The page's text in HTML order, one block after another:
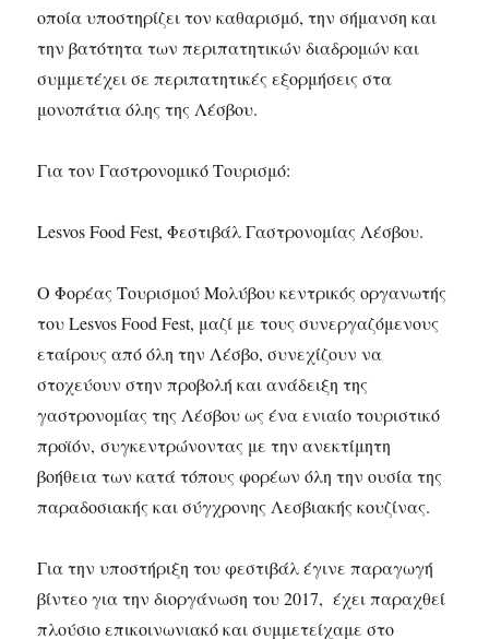
οποία υποστηρίζει τον καθαρισμό, την σήμανση και
την βατότητα των περιπατητικών διαδρομών και
συμμετέχει σε περιπατητικές εξορμήσεις στα
μονοπάτια όλης της Λέσβου.
Για τον Γαστρονομικό Τουρισμό:
Lesvos Food Fest, Φεστιβάλ Γαστρονομίας Λέσβου.
Ο Φορέας Τουρισμού Μολύβου κεντρικός οργανωτής
του Lesvos Food Fest, μαζί με τους συνεργαζόμενους
εταίρους από όλη την Λέσβο, συνεχίζουν να
στοχεύουν στην προβολή και ανάδειξη της
γαστρονομίας της Λέσβου ως ένα ενιαίο τουριστικό
προϊόν, συγκεντρώνοντας με την ανεκτίμητη
βοήθεια των κατά τόπους φορέων όλη την ουσία της
παραδοσιακής και σύγχρονης Λεσβιακής κουζίνας.
Για την υποστήριξη του φεστιβάλ έγινε παραγωγή
βίντεο για την διοργάνωση του 2017, έχει παραχθεί
πλούσιο επικοινωνιακό και συμμετείχαμε στο